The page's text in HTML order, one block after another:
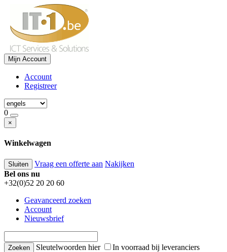
Mijn Account
Account
Registreer
0
×
Winkelwagen
Sluiten Vraag een offerte aan Nakijken
Bel ons nu
+32(0)52 20 20 60
Geavanceerd zoeken
Account
Nieuwsbrief
Sleutelwoorden hier
In voorraad bij leveranciers